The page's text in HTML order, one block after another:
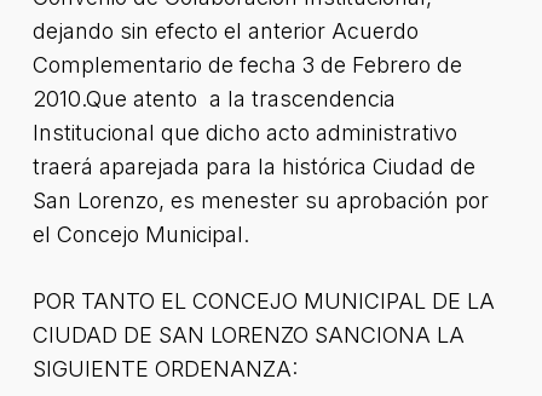
dejando sin efecto el anterior Acuerdo
Complementario de fecha 3 de Febrero de
2010.Que atento a la trascendencia
Institucional que dicho acto administrativo
traerá aparejada para la histórica Ciudad de
San Lorenzo, es menester su aprobación por
el Concejo Municipal.
POR TANTO EL CONCEJO MUNICIPAL DE LA
CIUDAD DE SAN LORENZO SANCIONA LA
SIGUIENTE ORDENANZA: